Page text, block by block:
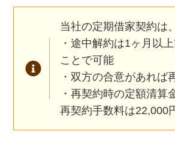
当社の定期借家契約は、
・途中解約は1ヶ月以
ことで可能
・双方の合意があれば
・再契約時の定額清算
再契約手数料は22,000